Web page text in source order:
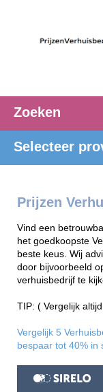
Zoeken
Selecteer
Prijzen
Vind een
het goedkoopste
beste keus. Wij
door bijvoorbeeld
verhuisbedrijf te
TIP: ( Vergelijk
Vergelijk 5
bespaar tot 40% in